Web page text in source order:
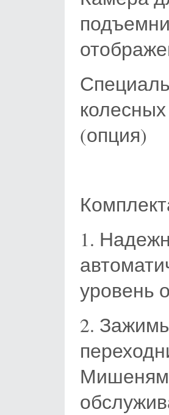
(опция)
1.
уровень
2.